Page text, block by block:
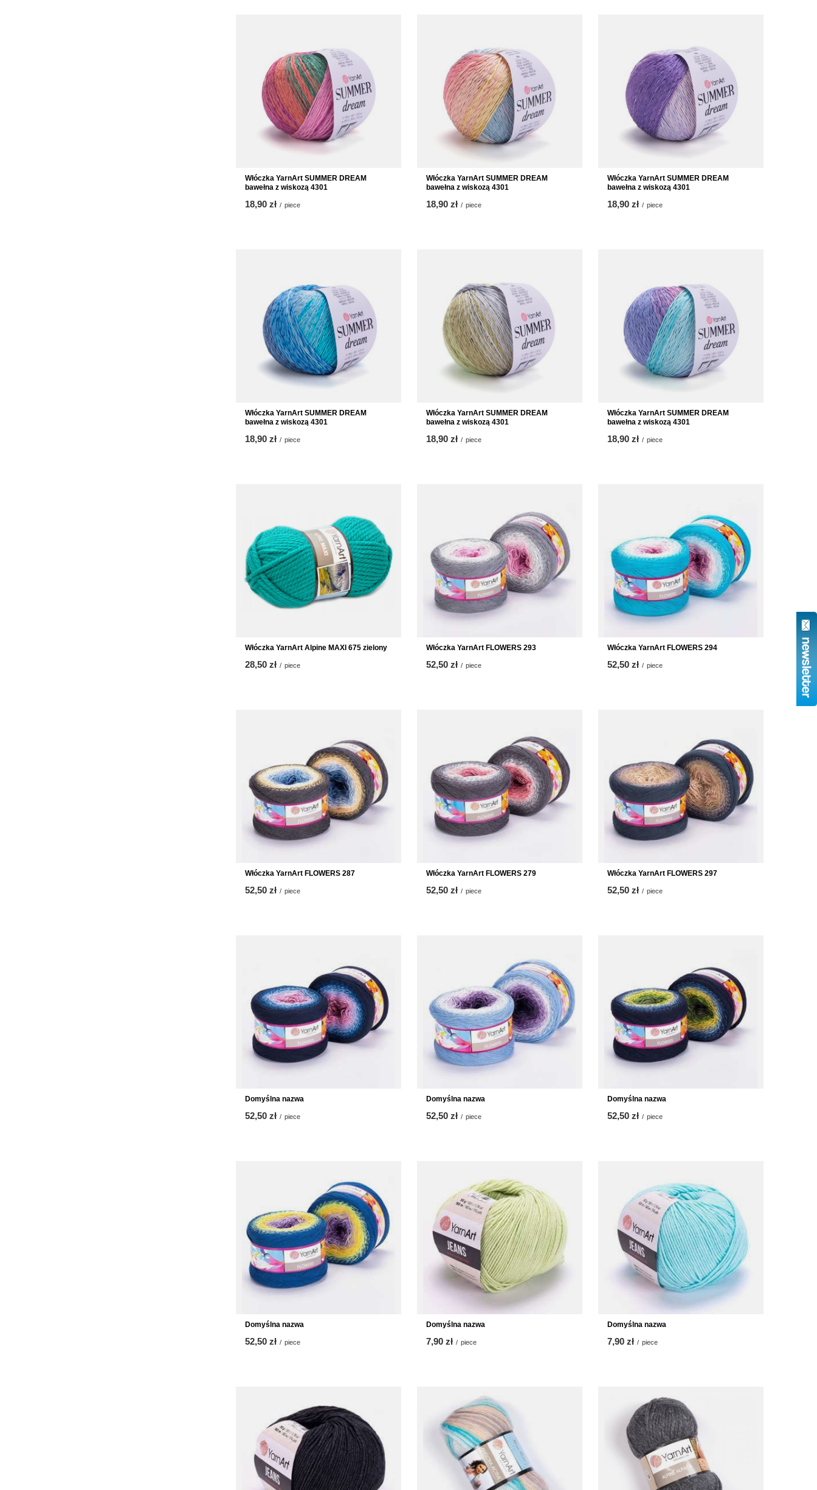
Włóczka YarnArt SUMMER DREAM
bawełna z wiskozą 4301
18,90 zł / piece
Włóczka YarnArt SUMMER DREAM
bawełna z wiskozą 4301
18,90 zł / piece
Włóczka YarnArt SUMMER DREAM
bawełna z wiskozą 4301
18,90 zł / piece
Włóczka YarnArt SUMMER DREAM
bawełna z wiskozą 4301
18,90 zł / piece
Włóczka YarnArt SUMMER DREAM
bawełna z wiskozą 4301
18,90 zł / piece
Włóczka YarnArt SUMMER DREAM
bawełna z wiskozą 4301
18,90 zł / piece
Włóczka YarnArt Alpine MAXI 675 zielony
28,50 zł / piece
Włóczka YarnArt FLOWERS 293
52,50 zł / piece
Włóczka YarnArt FLOWERS 294
52,50 zł / piece
Włóczka YarnArt FLOWERS 287
52,50 zł / piece
Włóczka YarnArt FLOWERS 279
52,50 zł / piece
Włóczka YarnArt FLOWERS 297
52,50 zł / piece
Domyślna nazwa
52,50 zł / piece
Domyślna nazwa
52,50 zł / piece
Domyślna nazwa
52,50 zł / piece
Domyślna nazwa
52,50 zł / piece
Domyślna nazwa
7,90 zł / piece
Domyślna nazwa
7,90 zł / piece